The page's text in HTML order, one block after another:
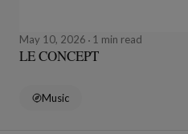
May 10, 2026 1 min read
LE CONCEPT
Music